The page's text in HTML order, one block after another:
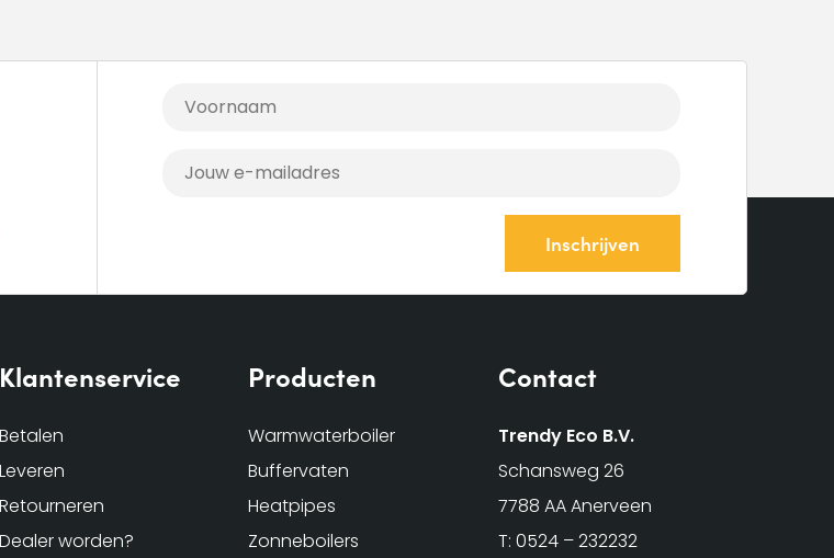
Klantenservice
Betalen
Leveren
Retourneren
Dealer worden?
Producten
Warmwaterboiler
Buffervaten
Heatpipes
Zonneboilers
Contact
Trendy Eco B.V.
Schansweg 26
7788 AA Anerveen
T: 0524 – 232232